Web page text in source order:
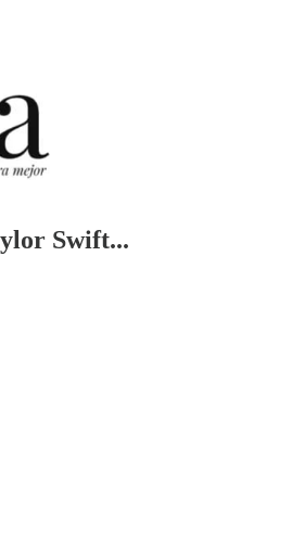
Swift...